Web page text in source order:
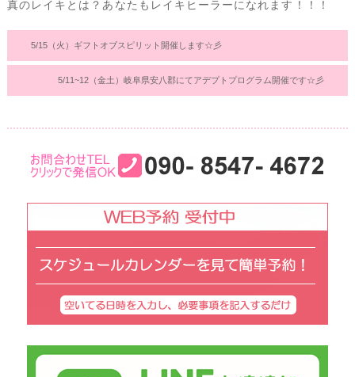
真のレイキとは？あなたもレイキヒーラーになれます！！！
5/15（火）ギフトオブスピリット開催します☆彡
5/11~12（金土）岐阜県安八郡にてアデプトプログラム開催です☆彡